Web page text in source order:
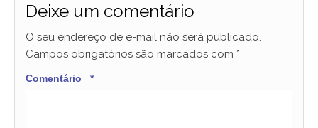
Deixe um comentário
O seu endereço de e-mail não será publicado.
Campos obrigatórios são marcados com *
Comentário*